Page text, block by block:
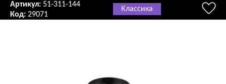
Артикул: 51-311-144
Код: 29071
Классика